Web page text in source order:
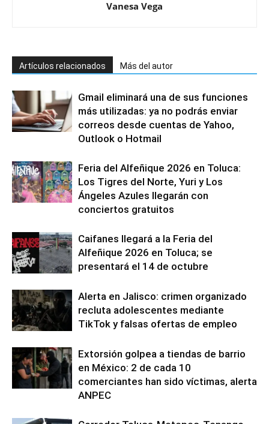
Vanesa Vega
Artículos relacionados Más del autor
Gmail eliminará una de sus funciones
más utilizadas: ya no podrás enviar
correos desde cuentas de Yahoo,
Outlook o Hotmail
Feria del Alfeñique 2026 en Toluca:
Los Tigres del Norte, Yuri y Los
Ángeles Azules llegarán con
conciertos gratuitos
Caifanes llegará a la Feria del
Alfeñique 2026 en Toluca; se
presentará el 14 de octubre
Alerta en Jalisco: crimen organizado
recluta adolescentes mediante
TikTok y falsas ofertas de empleo
Extorsión golpea a tiendas de barrio
en México: 2 de cada 10
comerciantes han sido víctimas, alerta
ANPEC